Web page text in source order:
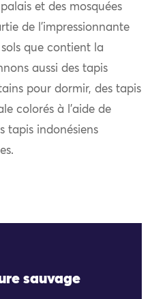
et des mosquées
de l’impressionnante
que contient la
aussi des tapis
pour dormir, des tapis
colorés à l’aide de
tapis indonésiens
sauvage